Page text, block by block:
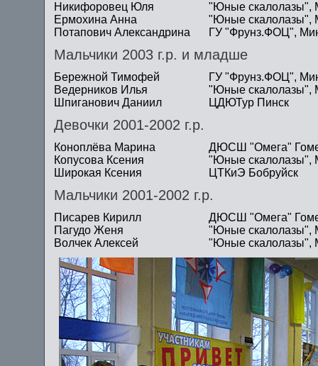
Никифоровец Юля
"Юные скалолазы",
Ермохина Анна
"Юные скалолазы",
Потапович Александрина
ГУ "Фрунз.ФОЦ",
Мальчики 2003 г.р. и младше
Бережной Тимофей
ГУ "Фрунз.ФОЦ",
Ведерников Илья
"Юные скалолазы",
Шпиганович Даниил
ЦДЮТур Пинск
Девочки 2001-2002 г.р.
Коноплёва Марина
ДЮСШ "Омега"
Копусова Ксения
"Юные скалолазы",
Широкая Ксения
ЦТКиЭ Бобруйск
Мальчики 2001-2002 г.р.
Писарев Кирилл
ДЮСШ "Омега"
Пагудо Женя
"Юные скалолазы",
Волчек Алексей
"Юные скалолазы",